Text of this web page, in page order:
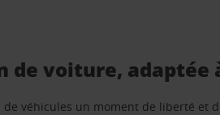
voiture, adaptée
véhicules un moment de liberté